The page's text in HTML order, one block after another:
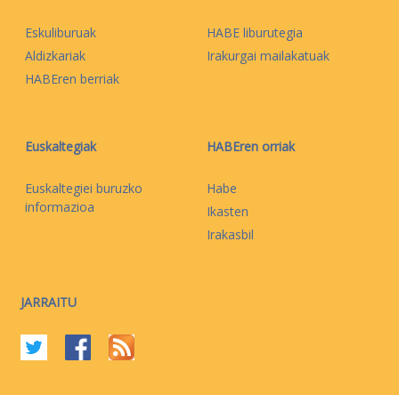
Eskuliburuak
Aldizkariak
HABEren berriak
HABE liburutegia
Irakurgai mailakatuak
Euskaltegiak
Euskaltegiei buruzko
informazioa
HABEren orriak
Habe
Ikasten
Irakasbil
JARRAITU